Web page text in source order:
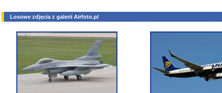
Losowe zdjęcia z galerii Airfoto.pl